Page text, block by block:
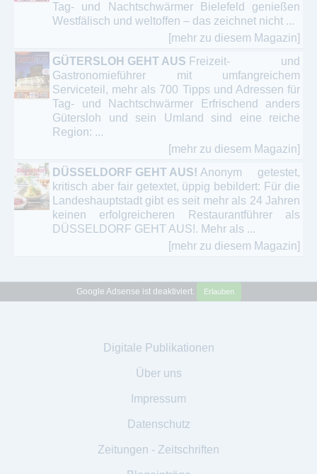
Tag- und Nachtschwärmer Bielefeld genießen
Westfälisch und weltoffen – das zeichnet nicht ...
[mehr zu diesem Magazin]
GÜTERSLOH GEHT AUS Freizeit- und
Gastronomieführer mit umfangreichem
Serviceteil, mehr als 700 Tipps und Adressen für
Tag- und Nachtschwärmer Erfrischend anders
Gütersloh und sein Umland sind eine reiche
Region: ...
[mehr zu diesem Magazin]
DÜSSELDORF GEHT AUS! Anonym getestet,
kritisch aber fair getextet, üppig bebildert: Für die
Landeshauptstadt gibt es seit mehr als 24 Jahren
keinen erfolgreicheren Restaurantführer als
DÜSSELDORF GEHT AUS!. Mehr als ...
[mehr zu diesem Magazin]
Google Adsense ist deaktiviert. Erlauben
Digitale Publikationen
Über uns
Impressum
Datenschutz
Zeitungen - Zeitschriften